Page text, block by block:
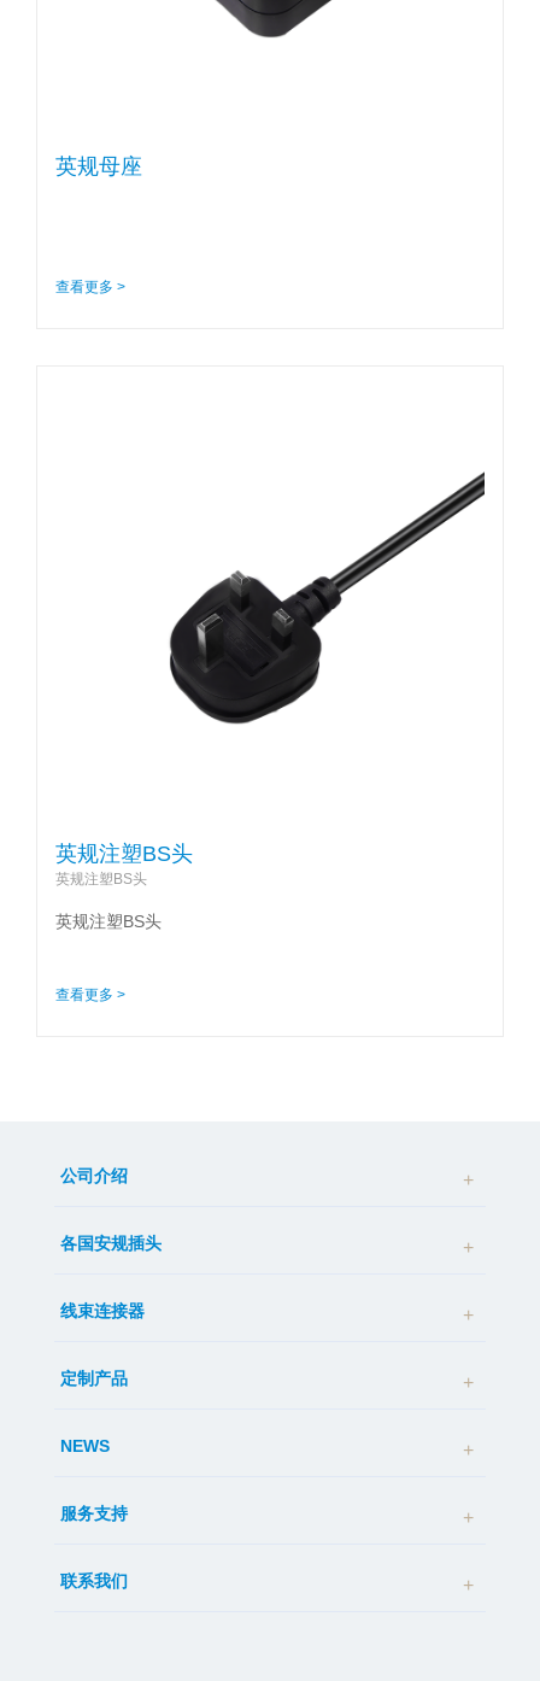
英规母座
查看更多 >
英规注塑BS头
英规注塑BS头
英规注塑BS头
查看更多 >
公司介绍
各国安规插头
线束连接器
定制产品
NEWS
服务支持
联系我们